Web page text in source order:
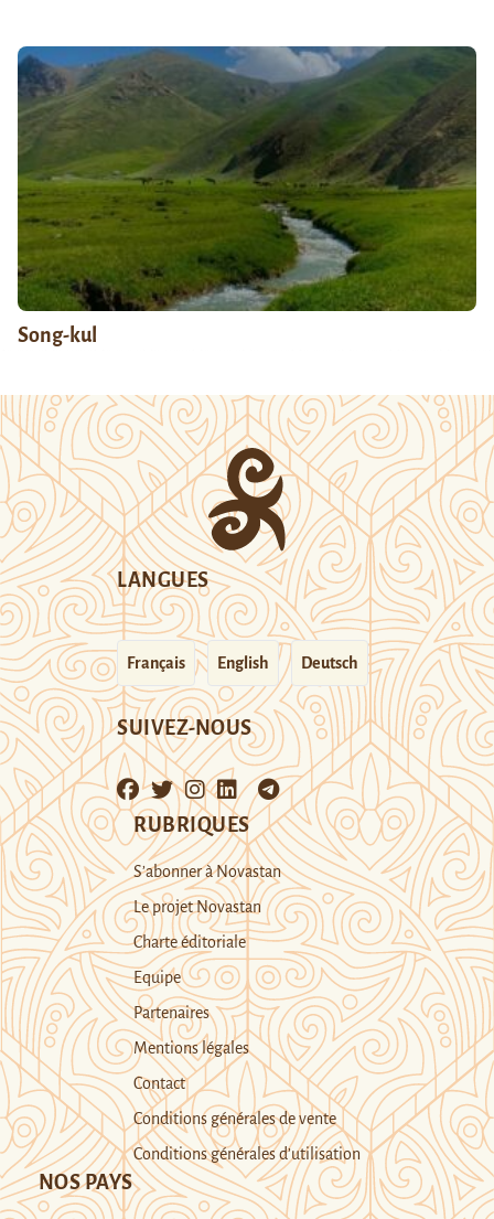
Song-kul
LANGUES
Français English Deutsch
SUIVEZ-NOUS
RUBRIQUES
S’abonner à Novastan
Le projet Novastan
Charte éditoriale
Equipe
Partenaires
Mentions légales
Contact
Conditions générales de vente
Conditions générales d’utilisation
NOS PAYS